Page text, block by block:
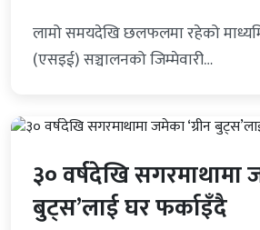
लामो समयदेखि छलफलमा रहेको
(एसइई) सञ्चालनको जिम्मेवारी…
३० वर्षदेखि सगरमाथामा
बुट्स’लाई घर फर्काइँदै